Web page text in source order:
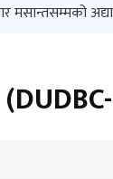
मसान्तसम्मको